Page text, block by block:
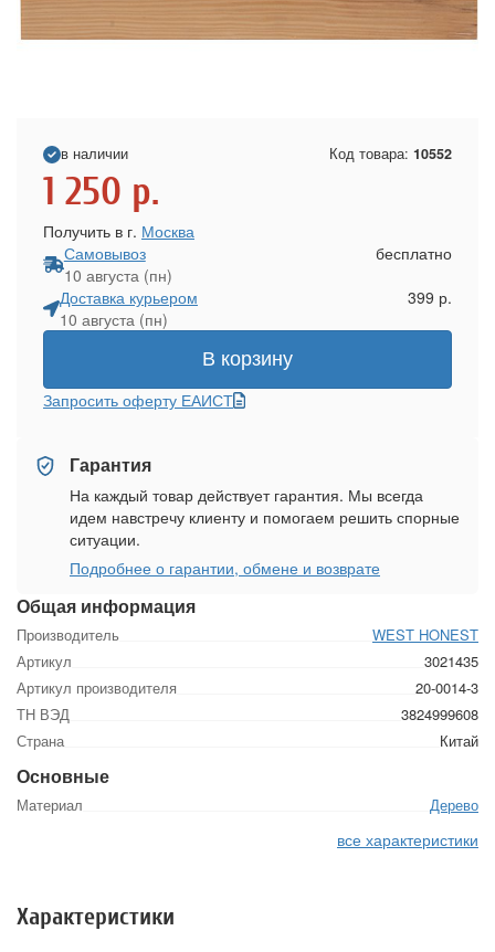
Общая информация
Производитель
WEST HONEST
Артикул
3021435
Артикул производителя
20-0014-3
ТН ВЭД
3824999608
Страна
Китай
Основные
Материал Дерево
все характеристики
в наличии Код товара: 10552
1 250 р.
Получить в г. Москва
Самовывоз
10 августа (пн)
бесплатно
Доставка курьером
10 августа (пн)
399 р.
В корзину
Запросить оферту ЕАИСТ
Гарантия
На каждый товар действует гарантия. Мы всегда
идем навстречу клиенту и помогаем решить спорные
ситуации.
Подробнее о гарантии, обмене и возврате
Характеристики